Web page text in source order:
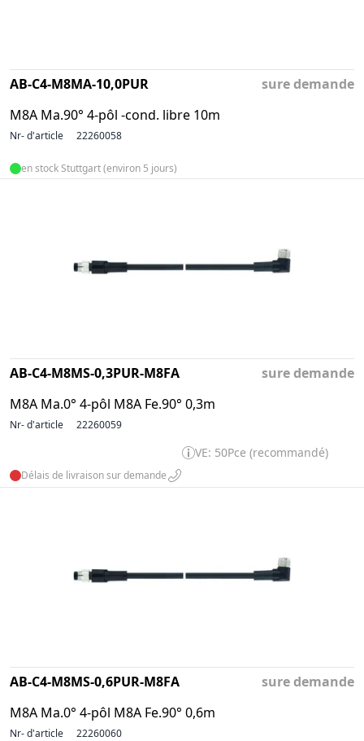
AB-C4-M8MA-10,0PUR
M8A Ma.90° 4-pôl -cond. libre 10m
sure demande
Nr- d'article 22260058
en stock Stuttgart (environ 5 jours)
AB-C4-M8MS-0,3PUR-M8FA
M8A Ma.0° 4-pôl M8A Fe.90° 0,3m
sure demande
Nr- d'article 22260059
VE: 50Pce (recommandé)
Délais de livraison sur demande
AB-C4-M8MS-0,6PUR-M8FA
M8A Ma.0° 4-pôl M8A Fe.90° 0,6m
sure demande
Nr- d'article 22260060